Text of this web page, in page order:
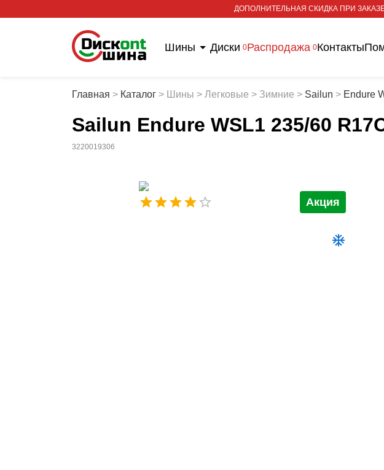
ДОПОЛНИТЕЛЬНАЯ СКИДКА ПРИ
Шины Диски 0Распродажа 0Контакты
Главная > Каталог > Шины > Легковые > Зимние > Sailun > Endure
Sailun Endure WSL1 235/60
3220019306
Акция